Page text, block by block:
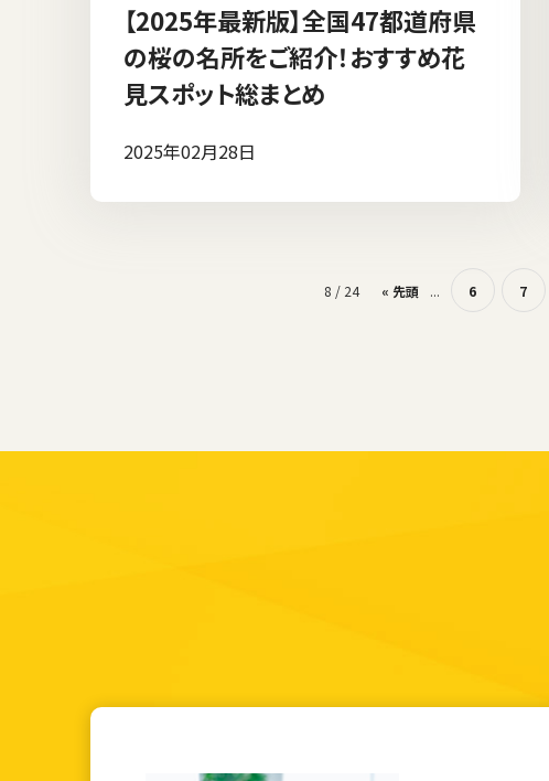
【2025年最新版】全国47都道府県
の桜の名所をご紹介！おすすめ花
見スポット総まとめ
2025年02月28日
8 / 24 « 先頭 ... 6 7